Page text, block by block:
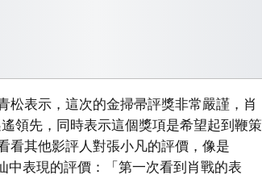
松表示，這次的金掃帚評獎非常嚴謹，肖
領先，同時表示這個獎項是希望起到鞭策
看其他影評人對張小凡的評價，像是
中表現的評價：「第一次看到肖戰的表